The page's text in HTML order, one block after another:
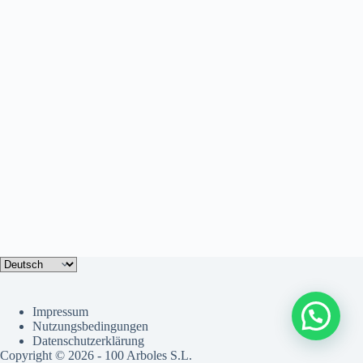
Sprache
auswählen
Impressum
Nutzungsbedingungen
Datenschutzerklärung
Copyright © 2026 - 100 Arboles S.L.